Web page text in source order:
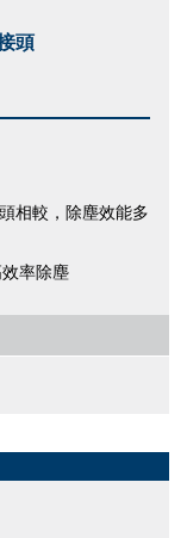
頭
相較，除塵效能多
率除塵